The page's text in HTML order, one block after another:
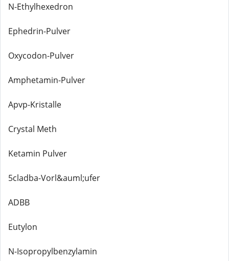
N-Ethylhexedron
Ephedrin-Pulver
Oxycodon-Pulver
Amphetamin-Pulver
Apvp-Kristalle
Crystal Meth
Ketamin Pulver
5cladba-Vorl&auml;ufer
ADBB
Eutylon
N-Isopropylbenzylamin